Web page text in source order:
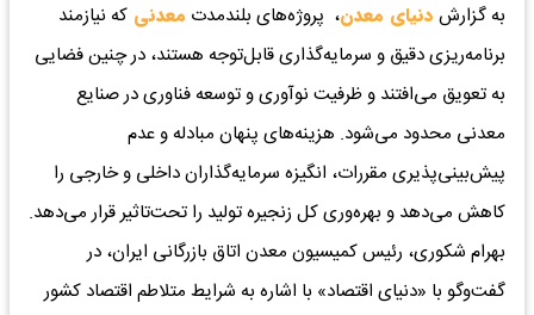
به گزارش دنیای معدن، پروژه‌های بلندمدت معدنی که نیازمند
برنامه‌ریزی دقیق و سرمایه‌گذاری قابل‌توجه هستند، در چنین فضایی
به تعویق می‌افتند و ظرفیت نوآوری و توسعه فناوری در صنایع
معدنی محدود می‌شود. هزینه‌های پنهان مبادله و عدم
پیش‌بینی‌پذیری مقررات، انگیزه سرمایه‌گذاران داخلی و خارجی را
کاهش می‌دهد و بهره‌وری کل زنجیره تولید را تحت‌تاثیر قرار می‌دهد.
بهرام شکوری، رئیس کمیسیون معدن اتاق بازرگانی ایران، در
گفت‌وگو با «دنیای اقتصاد» با اشاره به شرایط متلاطم اقتصاد کشور